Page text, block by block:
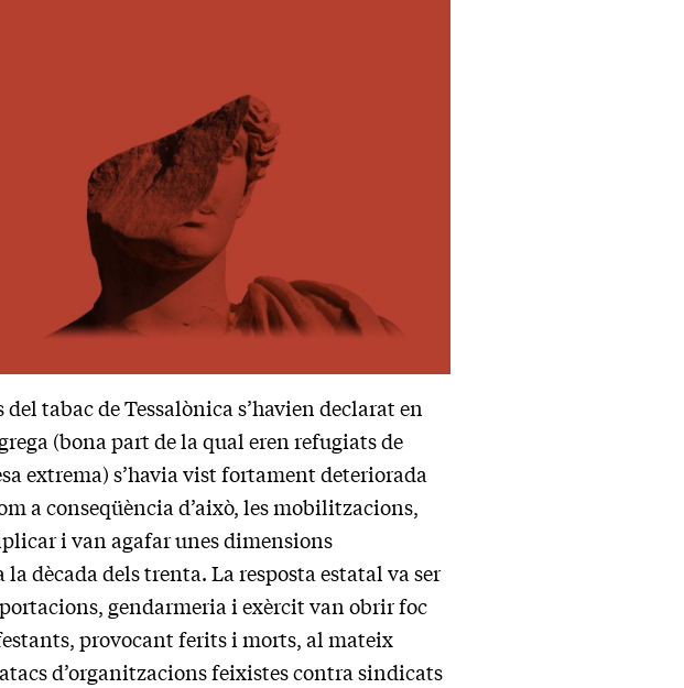
tabac de Tessalònica s’havien declarat en
(bona part de la qual eren refugiats de
extrema) s’havia vist fortament deteriorada
a conseqüència d’això, les mobilitzacions,
i van agafar unes dimensions
dècada dels trenta. La resposta estatal va ser
gendarmeria i exèrcit van obrir foc
provocant ferits i morts, al mateix
d’organitzacions feixistes contra sindicats